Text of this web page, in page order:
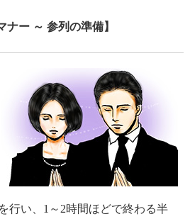
ナー ～ 参列の準備】
行い、1～2時間ほどで終わる半